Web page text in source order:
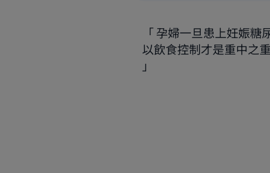
孕婦一旦患上妊娠糖
以飲食控制才是重中之